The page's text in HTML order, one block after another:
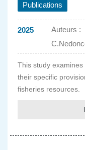
Publications
2025 Auteurs :
This study
their specific
fisheries resources.